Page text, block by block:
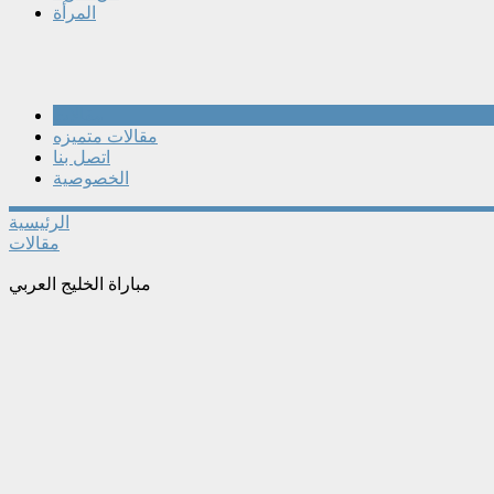
المرأة
مقالات متميزه
اتصل بنا
الخصوصية
الرئيسية
مقالات
مباراة الخليج العربي